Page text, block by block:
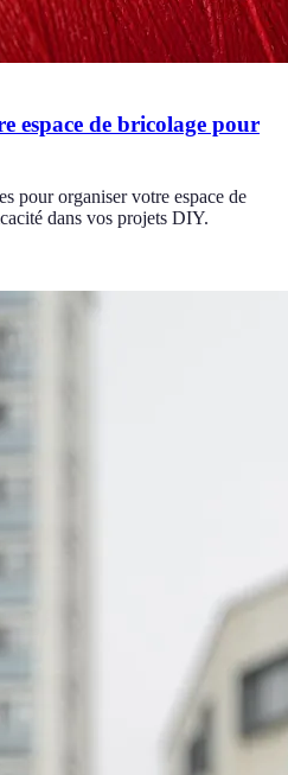
espace de bricolage pour
pour organiser votre espace de
dans vos projets DIY.